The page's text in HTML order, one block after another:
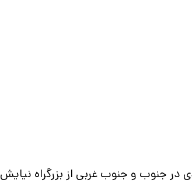
در جنوب و جنوب غربی از بزرگراه